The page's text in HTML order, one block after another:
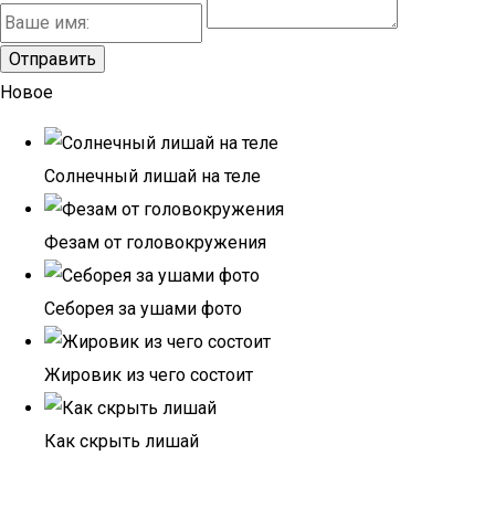
Новое
Солнечный лишай на теле
Фезам от головокружения
Себорея за ушами фото
Жировик из чего состоит
Как скрыть лишай